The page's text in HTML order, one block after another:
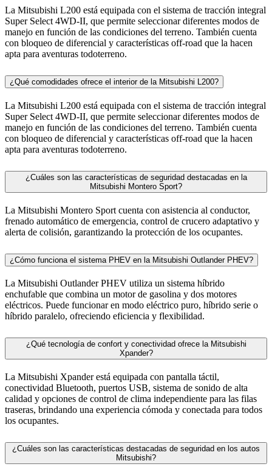
La Mitsubishi L200 está equipada con el sistema de tracción integral
Super Select 4WD-II, que permite seleccionar diferentes modos de
manejo en función de las condiciones del terreno. También cuenta
con bloqueo de diferencial y características off-road que la hacen
apta para aventuras todoterreno.
¿Qué comodidades ofrece el interior de la Mitsubishi L200?
La Mitsubishi L200 está equipada con el sistema de tracción integral
Super Select 4WD-II, que permite seleccionar diferentes modos de
manejo en función de las condiciones del terreno. También cuenta
con bloqueo de diferencial y características off-road que la hacen
apta para aventuras todoterreno.
¿Cuáles son las características de seguridad destacadas en la
Mitsubishi Montero Sport?
La Mitsubishi Montero Sport cuenta con asistencia al conductor,
frenado automático de emergencia, control de crucero adaptativo y
alerta de colisión, garantizando la protección de los ocupantes.
¿Cómo funciona el sistema PHEV en la Mitsubishi Outlander PHEV?
La Mitsubishi Outlander PHEV utiliza un sistema híbrido
enchufable que combina un motor de gasolina y dos motores
eléctricos. Puede funcionar en modo eléctrico puro, híbrido serie o
híbrido paralelo, ofreciendo eficiencia y flexibilidad.
¿Qué tecnología de confort y conectividad ofrece la Mitsubishi
Xpander?
La Mitsubishi Xpander está equipada con pantalla táctil,
conectividad Bluetooth, puertos USB, sistema de sonido de alta
calidad y opciones de control de clima independiente para las filas
traseras, brindando una experiencia cómoda y conectada para todos
los ocupantes.
¿Cuáles son las características destacadas de seguridad en los autos
Mitsubishi?